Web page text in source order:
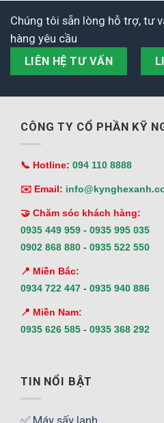
Chúng tôi sẵn lòng hỗ trợ, tư
hàng yêu cầu
LIÊN HỆ TƯ VẤN
CÔNG TY CỔ PHẦN KỸ
📞 Hotline: 094 110 8888
✉️ Email:
🤝 Chăm sóc khách hàng:
0935 449 959 - 0935 995 035
0902 868 880 - 0935 522 550
📍 Miền Bắc:
0934 722 447 - 0935 940 886
📍 Miền Nam:
0935 626 585 - 0935 368 292
TIN NỔI BẬT